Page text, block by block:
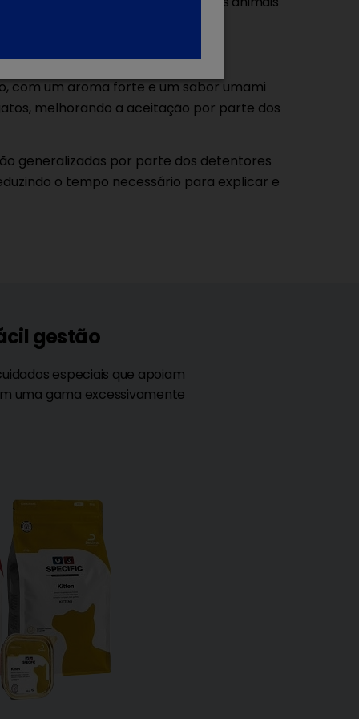
com um aroma forte e um sabor umami
melhorando a aceitação por parte dos
generalizadas por parte dos detentores
o tempo necessário para explicar e
gestão
especiais que apoiam
uma gama excessivamente